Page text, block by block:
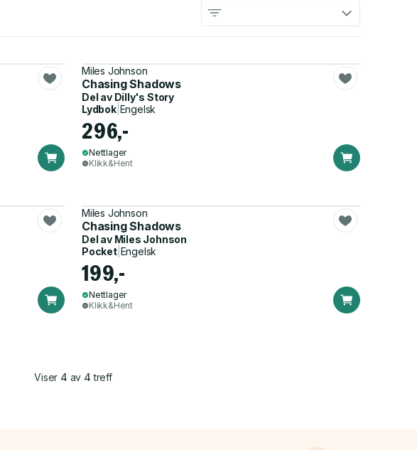
Miles Johnson
Chasing Shadows
Del av Dilly's Story
Lydbok| Engelsk
296,-
Nettlager
Klikk&Hent
Miles Johnson
Chasing Shadows
Del av Miles Johnson
Pocket| Engelsk
199,-
Nettlager
Klikk&Hent
Viser 4 av 4 treff